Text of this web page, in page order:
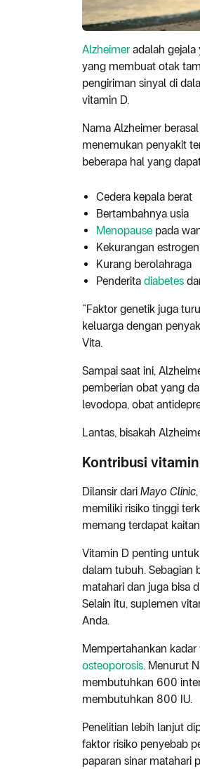
Alzheimer adalah
yang membuat otak
pengiriman sinyal di
vitamin D.
Nama Alzheimer
menemukan penyakit
beberapa hal yang
Cedera kepala berat
Bertambahnya usia
Menopause pada
Kekurangan estrogen
Kurang berolahraga
Penderita diabetes
“Faktor genetik juga
keluarga dengan
Vita.
Sampai saat ini,
pemberian obat yang
levodopa, obat
Lantas, bisakah
Kontribusi
Dilansir dari Mayo Clinic
memiliki risiko tinggi
memang terdapat
Vitamin D penting
dalam tubuh. Sebagian
matahari dan juga bisa
Selain itu, suplemen
Anda.
Mempertahankan
osteoporosis. Menurut
membutuhkan 600
membutuhkan 800 IU.
Penelitian lebih lanjut
faktor risiko penyebab
paparan sinar matahari